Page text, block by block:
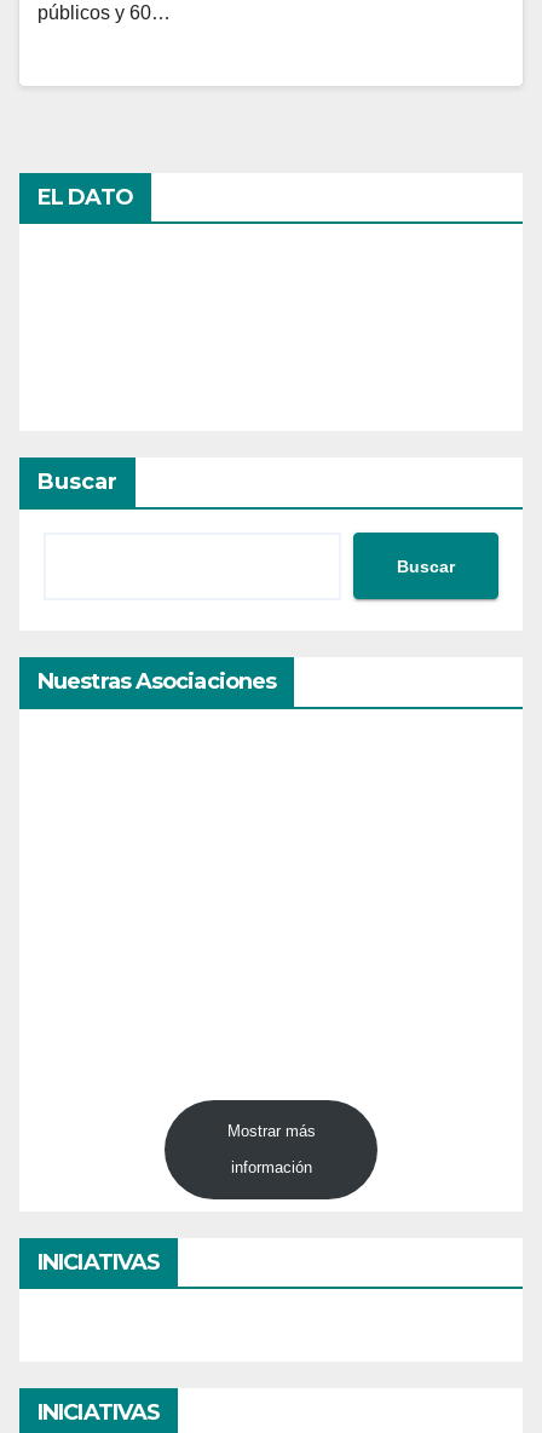
públicos y 60…
EL DATO
Buscar
Buscar
Nuestras Asociaciones
Mostrar más
información
INICIATIVAS
INICIATIVAS